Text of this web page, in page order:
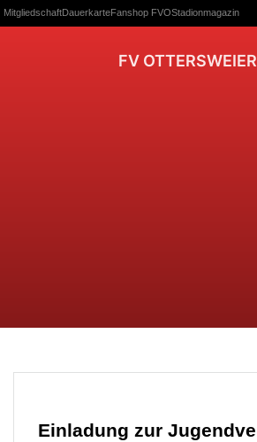
MitgliedschaftDauerkarteFanshop FVOStadionmagazin
FV OTTERSWEIER
Einladung zur